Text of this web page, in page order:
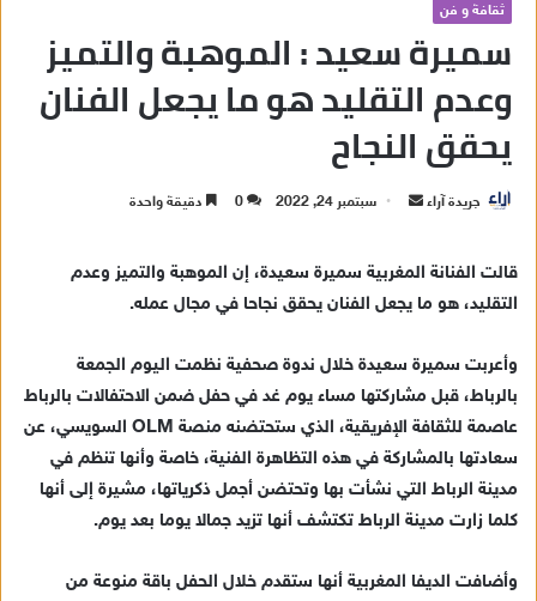
ثقافة و فن
سميرة سعيد : الموهبة والتميز
وعدم التقليد هو ما يجعل الفنان
يحقق النجاح
جريدة آراء
ب
ي
د
ا
إ
ل
ك
ر
سبتمبر 24, 2022 0 دقيقة واحدة
قالت الفنانة المغربية سميرة سعيدة، إن الموهبة والتميز وعدم
التقليد، هو ما يجعل الفنان يحقق نجاحا في مجال عمله.
وأعربت سميرة سعيدة خلال ندوة صحفية نظمت اليوم الجمعة
بالرباط، قبل مشاركتها مساء يوم غد في حفل ضمن الاحتفالات بالرباط
عاصمة للثقافة الإفريقية، الذي ستحتضنه منصة OLM السويسي، عن
سعادتها بالمشاركة في هذه التظاهرة الفنية، خاصة وأنها تنظم في
مدينة الرباط التي نشأت بها وتحتضن أجمل ذكرياتها، مشيرة إلى أنها
كلما زارت مدينة الرباط تكتشف أنها تزيد جمالا يوما بعد يوم.
وأضافت الديفا المغربية أنها ستقدم خلال الحفل باقة منوعة من